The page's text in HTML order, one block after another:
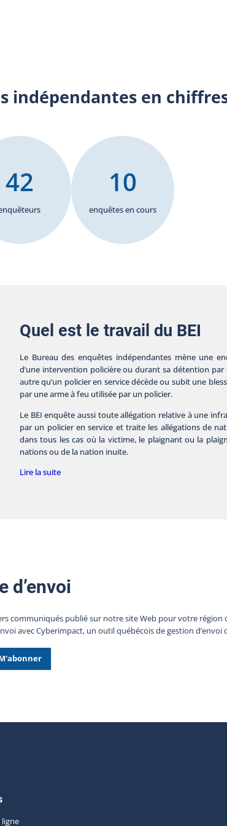
indépendantes en
42
enquêtes en cours
10
Quel est le travail du BEI
Le Bureau des enquêtes indépendantes mène une
d’une intervention policière ou durant sa détention
autre qu’un policier en service décède ou subit une
par une arme à feu utilisée par un policier.
Le BEI enquête aussi toute allégation relative à une
par un policier en service et traite les allégations de
dans tous les cas où la victime, le plaignant ou la
nations ou de la nation inuite.
Lire la suite
d’envoi
communiqués publié sur notre site Web pour votre région
avec Cyberimpact, un outil québécois de gestion d’envoi